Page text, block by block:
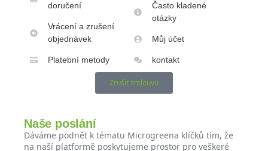
doručení
Vrácení a zrušení
objednávek
Platební metody
Často kladené
otázky
Můj účet
kontakt
Zrušit smlouvu
Naše poslání
Dáváme podnět k tématu Microgreena klíčků tím, že
na naší platformě poskytujeme prostor pro veškeré